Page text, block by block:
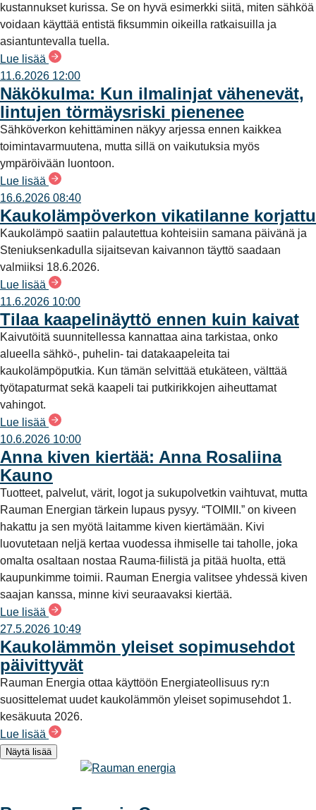
kustannukset kurissa. Se on hyvä esimerkki siitä, miten sähköä
voidaan käyttää entistä fiksummin oikeilla ratkaisuilla ja
asiantuntevalla tuella.
Lue lisää
11.6.2026 12:00
Näkökulma: Kun ilmalinjat vähenevät,
lintujen törmäysriski pienenee
Sähköverkon kehittäminen näkyy arjessa ennen kaikkea
toimintavarmuutena, mutta sillä on vaikutuksia myös
ympäröivään luontoon.
Lue lisää
16.6.2026 08:40
Kaukolämpöverkon vikatilanne korjattu
Kaukolämpö saatiin palautettua kohteisiin samana päivänä ja
Steniuksenkadulla sijaitsevan kaivannon täyttö saadaan
valmiiksi 18.6.2026.
Lue lisää
11.6.2026 10:00
Tilaa kaapelinäyttö ennen kuin kaivat
Kaivutöitä suunnitellessa kannattaa aina tarkistaa, onko
alueella sähkö-, puhelin- tai datakaapeleita tai
kaukolämpöputkia. Kun tämän selvittää etukäteen, välttää
työtapaturmat sekä kaapeli tai putkirikkojen aiheuttamat
vahingot.
Lue lisää
10.6.2026 10:00
Anna kiven kiertää: Anna Rosaliina
Kauno
Tuotteet, palvelut, värit, logot ja sukupolvetkin vaihtuvat, mutta
Rauman Energian tärkein lupaus pysyy. “TOIMII.” on kiveen
hakattu ja sen myötä laitamme kiven kiertämään. Kivi
luovutetaan neljä kertaa vuodessa ihmiselle tai taholle, joka
omalta osaltaan nostaa Rauma-fiilistä ja pitää huolta, että
kaupunkimme toimii. Rauman Energia valitsee yhdessä kiven
saajan kanssa, minne kivi seuraavaksi kiertää.
Lue lisää
27.5.2026 10:49
Kaukolämmön yleiset sopimusehdot
päivittyvät
Rauman Energia ottaa käyttöön Energiateollisuus ry:n
suosittelemat uudet kaukolämmön yleiset sopimusehdot 1.
kesäkuuta 2026.
Lue lisää
Näytä lisää